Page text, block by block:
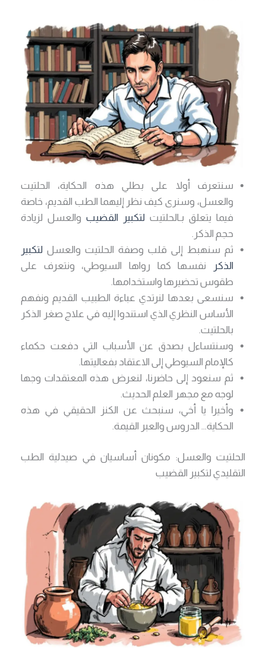
سنتعرف أولا على بطلي هذه الحكاية، الحلتيت
والعسل، وسنرى كيف نظر إليهما الطب القديم، خاصة
فيما يتعلق بـالحلتيت لتكبير القضيب والعسل لزيادة
حجم الذكر.
ثم سنهبط إلى قلب وصفة الحلتيت والعسل لتكبير
الذكر
نفسها كما رواها السيوطي، ونتعرف على
طقوس تحضيرها واستخدامها.
سنسعى بعدها لنرتدي عباءة الطبيب القديم ونفهم
الأساس النظري الذي استندوا إليه في علاج صغر الذكر
بالحلتيت.
وسنتساءل بصدق عن الأسباب التي دفعت حكماء
كالإمام السيوطي إلى الاعتقاد بفعاليتها.
ثم سنعود إلى حاضرنا، لنعرض هذه المعتقدات وجها
لوجه مع مجهر العلم الحديث.
وأخيرا يا أخي، سنبحث عن الكنز الحقيقي في هذه
الحكاية… الدروس والعبر القيمة.
الحلتيت والعسل: مكونان أساسيان في صيدلية الطب
التقليدي لتكبير القضيب